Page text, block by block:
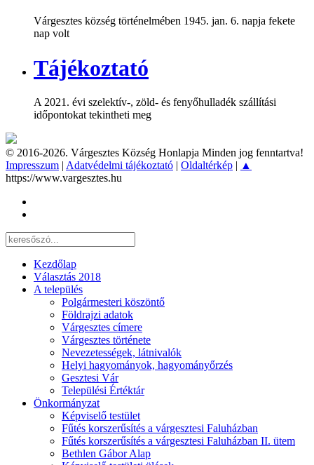
Várgesztes község történelmében 1945. jan. 6. napja fekete
nap volt
Tájékoztató
A 2021. évi szelektív-, zöld- és fenyőhulladék szállítási
időpontokat tekintheti meg
© 2016-2026. Várgesztes Község Honlapja Minden jog fenntartva!
Impresszum | Adatvédelmi tájékoztató | Oldaltérkép | ▲
https://www.vargesztes.hu
Kezdőlap
Választás 2018
A település
Polgármesteri köszöntő
Földrajzi adatok
Várgesztes címere
Várgesztes története
Nevezetességek, látnivalók
Helyi hagyományok, hagyományőrzés
Gesztesi Vár
Települési Értéktár
Önkormányzat
Képviselő testület
Fűtés korszerűsítés a várgesztesi Faluházban
Fűtés korszerűsítés a várgesztesi Faluházban II. ütem
Bethlen Gábor Alap